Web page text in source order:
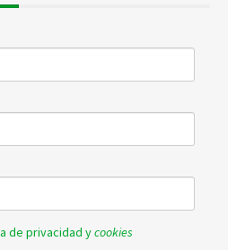
de privacidad ycookies